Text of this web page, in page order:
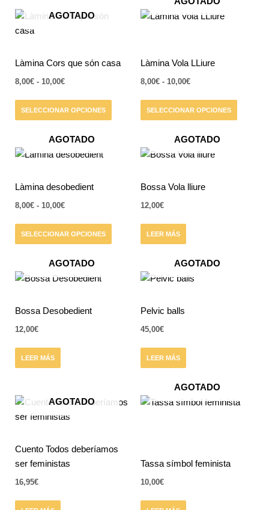
pueden
elegir
en
página
de
AGOTADO
Làmina Cors que són casa
8,00€ - 10,00€
Rango
hasta
SELECCIONAR OPCIONES
Este
producto
múltiples
Las
opciones
elegir
en
página
de
Làmina Vola LLiure
8,00€ - 10,00€
Rango
hasta
SELECCIONAR OPCIONES
Este
múltiples
Las
opciones
elegir
en
página
de
AGOTADO
Làmina desobedient
8,00€ - 10,00€
Rango
desde
8,00€
hasta
SELECCIONAR OPCIONES
Este
tiene
variantes.
Las
pueden
elegir
la
página
producto
AGOTADO
Bossa Vola lliure
12,00€
LEER MÁS
AGOTADO
Bossa Desobedient
12,00€
LEER MÁS
AGOTADO
Pelvic balls
45,00€
LEER MÁS
AGOTADO
Cuento Todos deberíamos
ser feministas
16,95€
AGOTADO
Tassa símbol feminista
10,00€